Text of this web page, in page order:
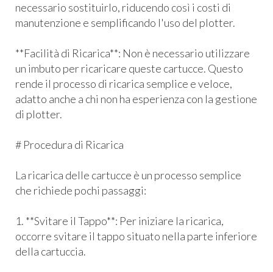
necessario sostituirlo, riducendo così i costi di
manutenzione e semplificando l'uso del plotter.
**Facilità di Ricarica**: Non è necessario utilizzare
un imbuto per ricaricare queste cartucce. Questo
rende il processo di ricarica semplice e veloce,
adatto anche a chi non ha esperienza con la gestione
di plotter.
# Procedura di Ricarica
La ricarica delle cartucce è un processo semplice
che richiede pochi passaggi:
1. **Svitare il Tappo**: Per iniziare la ricarica,
occorre svitare il tappo situato nella parte inferiore
della cartuccia.